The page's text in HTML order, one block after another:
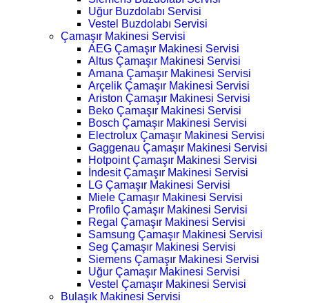
Uğur Buzdolabı Servisi
Vestel Buzdolabı Servisi
Çamaşır Makinesi Servisi
AEG Çamaşır Makinesi Servisi
Altus Çamaşır Makinesi Servisi
Amana Çamaşır Makinesi Servisi
Arçelik Çamaşır Makinesi Servisi
Ariston Çamaşır Makinesi Servisi
Beko Çamaşır Makinesi Servisi
Bosch Çamaşır Makinesi Servisi
Electrolux Çamaşır Makinesi Servisi
Gaggenau Çamaşır Makinesi Servisi
Hotpoint Çamaşır Makinesi Servisi
İndesit Çamaşır Makinesi Servisi
LG Çamaşır Makinesi Servisi
Miele Çamaşır Makinesi Servisi
Profilo Çamaşır Makinesi Servisi
Regal Çamaşır Makinesi Servisi
Samsung Çamaşır Makinesi Servisi
Seg Çamaşır Makinesi Servisi
Siemens Çamaşır Makinesi Servisi
Uğur Çamaşır Makinesi Servisi
Vestel Çamaşır Makinesi Servisi
Bulaşık Makinesi Servisi